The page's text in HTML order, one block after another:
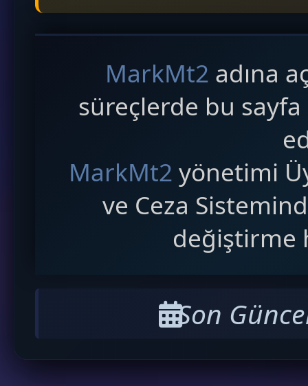
MarkMt2 adına
süreçlerde bu
MarkMt2 yönetimi
ve Ceza
değiştirme
Son